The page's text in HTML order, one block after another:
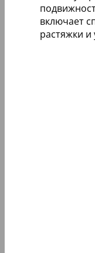
включает
растяжки